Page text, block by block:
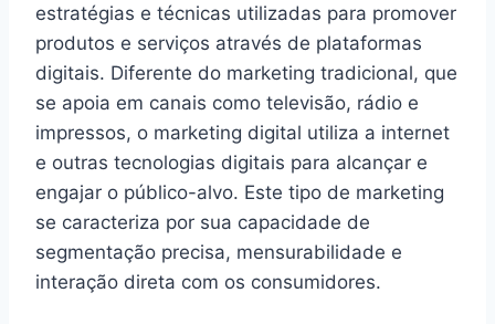
estratégias e técnicas utilizadas para promover
produtos e serviços através de plataformas
digitais. Diferente do marketing tradicional, que
se apoia em canais como televisão, rádio e
impressos, o marketing digital utiliza a internet
e outras tecnologias digitais para alcançar e
engajar o público-alvo. Este tipo de marketing
se caracteriza por sua capacidade de
segmentação precisa, mensurabilidade e
interação direta com os consumidores.